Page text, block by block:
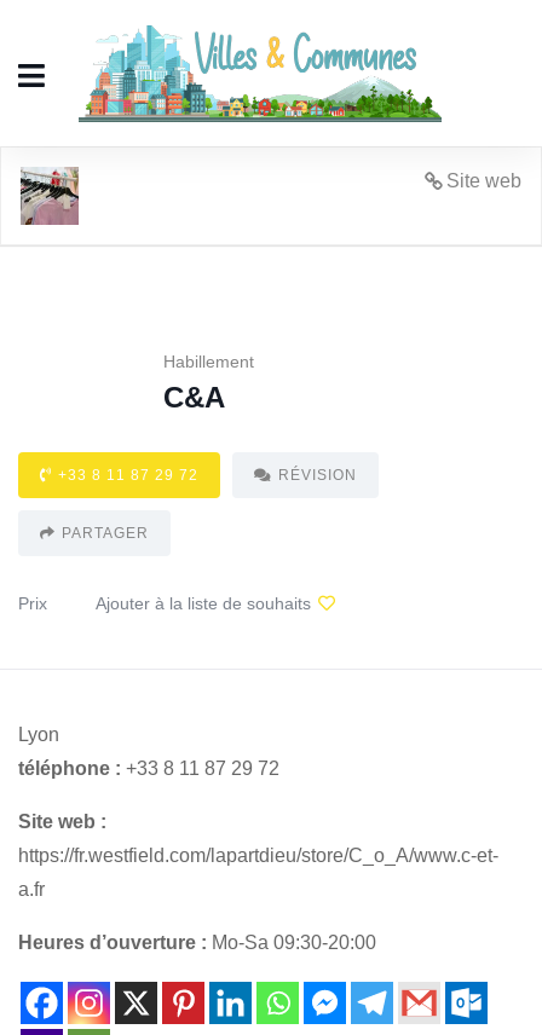
Site web
Habillement
C&A
+33 8 11 87 29 72 RÉVISION
PARTAGER
Prix Ajouter à la liste de souhaits
Lyon
téléphone : +33 8 11 87 29 72
Site web :
https://fr.westfield.com/lapartdieu/store/C_o_A/www.c-et-
a.fr
Heures d’ouverture : Mo-Sa 09:30-20:00